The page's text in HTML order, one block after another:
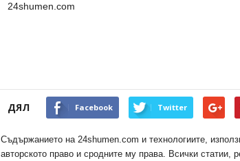
24shumen.com
ДЯЛ Facebook Twitter
Съдържанието на 24shumen.com и технологиите,
авторското право и сродните му права. Всички статии,